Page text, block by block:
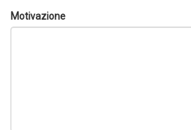
Motivazione